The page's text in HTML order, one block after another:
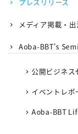
プレスリリース
メディア掲載・
Aoba-BBT's
公開ビジネス
イベントレポ
Aoba-BBT